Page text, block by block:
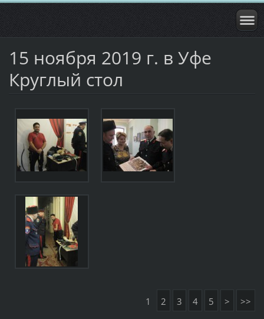
15 ноября 2019 г. в Уфе
Круглый стол
1 2 3 4 5 > >>